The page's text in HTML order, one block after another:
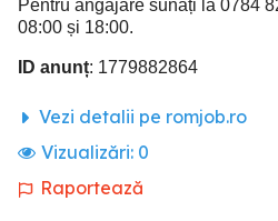
Pentru angajare sunați la 0784
08:00 și 18:00.
ID anunț: 1779882864
Vezi detalii pe romjob.ro
Vizualizări: 0
Raportează